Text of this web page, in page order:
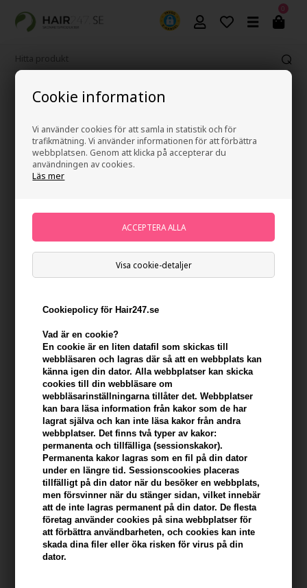
Cookie information
Vi använder cookies för att samla in statistik och för
trafikmätning. Vi använder informationen för att förbättra
webbplatsen. Genom att klicka på accepterar du
användningen av cookies.
Läs mer
Visa cookie-detaljer
Cookiepolicy för Hair247.se
Vad är en cookie?
En cookie är en liten datafil som skickas till
webbläsaren och lagras där så att en webbplats kan
känna igen din dator. Alla webbplatser kan skicka
cookies till din webbläsare om
webbläsarinställningarna tillåter det. Webbplatser
kan bara läsa information från kakor som de har
lagrat själva och kan inte läsa kakor från andra
webbplatser. Det finns två typer av kakor:
permanenta och tillfälliga (sessionskakor).
Permanenta kakor lagras som en fil på din dator
under en längre tid. Sessionscookies placeras
tillfälligt på din dator när du besöker en webbplats,
men försvinner när du stänger sidan, vilket innebär
att de inte lagras permanent på din dator. De flesta
företag använder cookies på sina webbplatser för
att förbättra användbarheten, och cookies kan inte
skada dina filer eller öka risken för virus på din
dator.
0
Fri frakt vid köp över 499 kr
Waterclouds Botanical Hair masque 200ml
Ej i lager- Leveranstid: Ukendt arbetsdagar
KÖP FÖR YTTERLIGARE 499,00 SEK OCH FÅ FRI FRAKT
Beskrivning Recensioner Tillverkare
Waterclouds Botanical Hair Masque är en djupverkande
hårinpackning som ger intensiv näring för ett silkeslent, mjukt och
glänsande hår. Den är formulerad med 96% naturliga ingredienser
och är fri från silikoner, sulfater och parabener. Passar de flesta
hårtyper och är helt vegansk.
Egenskaper
- Djupt återfuktande och vårdande för håret
- Vegansk formel utan animaliska ingredienser
- Silikonfri för en naturlig känsla